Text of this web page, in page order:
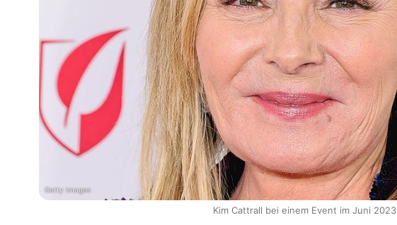
Getty Images
Kim Cattrall bei einem Event im Juni 2023